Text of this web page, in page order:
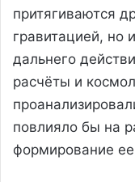
притягиваются
гравитацией, но
дальнего
расчёты и
повлияло бы на
формирование